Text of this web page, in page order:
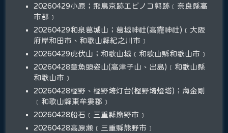
20260429小原；飛鳥京跡エビノコ郭跡﹝奈良縣高
市郡﹞
20260429和泉葛城山；葛城神社(高龗神社)﹝大阪
府岸和田市、和歌山縣紀之川市﹞
20260429虎伏山；和歌山城﹝和歌山縣和歌山市﹞
20260428章魚頭姿山(高津子山、出島)﹝和歌山縣
和歌山市﹞
20260428樫野、樫野埼灯台(樫野埼燈塔)；海金剛
﹝和歌山縣東牟婁郡﹞
20260428船石﹝三重縣熊野市﹞
20260428高原瀬﹝三重縣熊野市﹞